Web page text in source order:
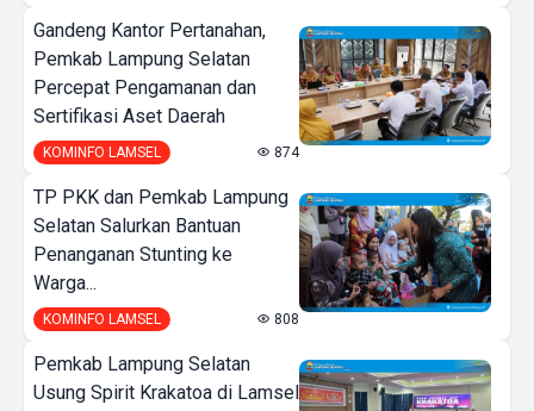
Gandeng Kantor Pertanahan,
Pemkab Lampung Selatan
Percepat Pengamanan dan
Sertifikasi Aset Daerah
KOMINFO LAMSEL 874
TP PKK dan Pemkab Lampung
Selatan Salurkan Bantuan
Penanganan Stunting ke
Warga...
KOMINFO LAMSEL 808
Pemkab Lampung Selatan
Usung Spirit Krakatoa di Lamsel